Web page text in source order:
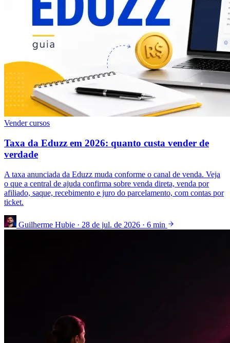
Vender cursos
Taxa da Eduzz em 2026: quanto custa vender de
verdade
A taxa anunciada da Eduzz muda conforme o canal de venda. Veja
o que a central de ajuda confirma sobre venda direta, venda por
afiliado, saque, recebimento e juro do parcelamento, com contas por
ticket.
Guilherme Hubie · 28 de jul. de 2026 · 6 min